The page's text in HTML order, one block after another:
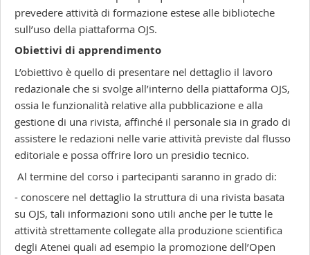
prevedere attività di formazione estese alle biblioteche
sull’uso della piattaforma OJS.
Obiettivi di apprendimento
L’obiettivo è quello di presentare nel dettaglio il lavoro
redazionale che si svolge all’interno della piattaforma OJS,
ossia le funzionalità relative alla pubblicazione e alla
gestione di una rivista, affinché il personale sia in grado di
assistere le redazioni nelle varie attività previste dal flusso
editoriale e possa offrire loro un presidio tecnico.
Al termine del corso i partecipanti saranno in grado di:
- conoscere nel dettaglio la struttura di una rivista basata
su OJS, tali informazioni sono utili anche per le tutte le
attività strettamente collegate alla produzione scientifica
degli Atenei quali ad esempio la promozione dell’Open